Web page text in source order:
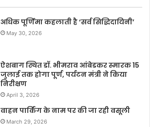
अधिक पूर्णिमा कहलाती है ‘सर्व सिद्धिदायिनी’
May 30, 2026
ऐशबाग स्थित डॉ. भीमराव आंबेडकर स्मारक 15
जुलाई तक होगा पूर्ण, पर्यटन मंत्री ने किया
निरीक्षण
April 3, 2026
वाहन पार्किंग के नाम पर की जा रही वसूली
March 29, 2026